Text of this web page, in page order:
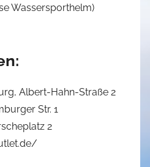
Wassersporthelm)
Albert-Hahn-Straße 2
Str. 1
2